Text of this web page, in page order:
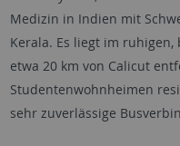
Medizin in Indien mit
Kerala. Es liegt im
etwa 20 km von Calicut
Studentenwohnheimen
sehr zuverlässige